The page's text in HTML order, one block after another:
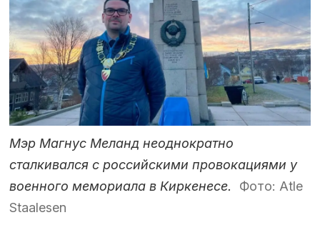
Мэр Магнус Меланд неоднократно
сталкивался с российскими провокациями у
военного мемориала в Киркенесе.
Фото: Atle
Staalesen